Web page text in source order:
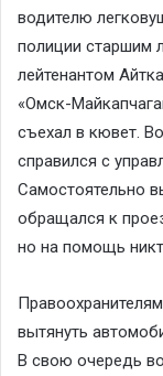
водителю
полиции старшим
лейтенантом
«Омск-
съехал в кювет.
справился с
Самостоятельно
обращался к
но на помощь
вытянуть
В свою очередь